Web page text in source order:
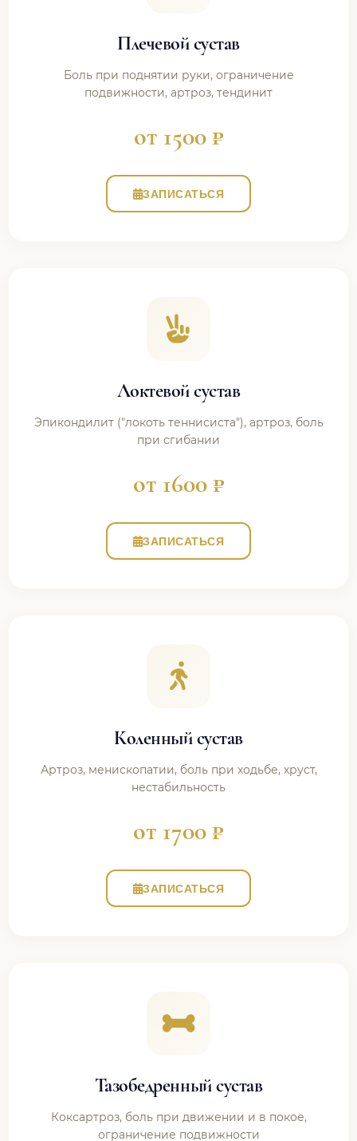
Плечевой сустав
Боль при поднятии руки, ограничение
подвижности, артроз, тендинит
от 1500 ₽
ЗАПИСАТЬСЯ
Локтевой сустав
Эпикондилит ("локоть теннисиста"), артроз, боль
при сгибании
от 1600 ₽
ЗАПИСАТЬСЯ
Коленный сустав
Артроз, менископатии, боль при ходьбе, хруст,
нестабильность
от 1700 ₽
ЗАПИСАТЬСЯ
Тазобедренный сустав
Коксартроз, боль при движении и в покое,
ограничение подвижности